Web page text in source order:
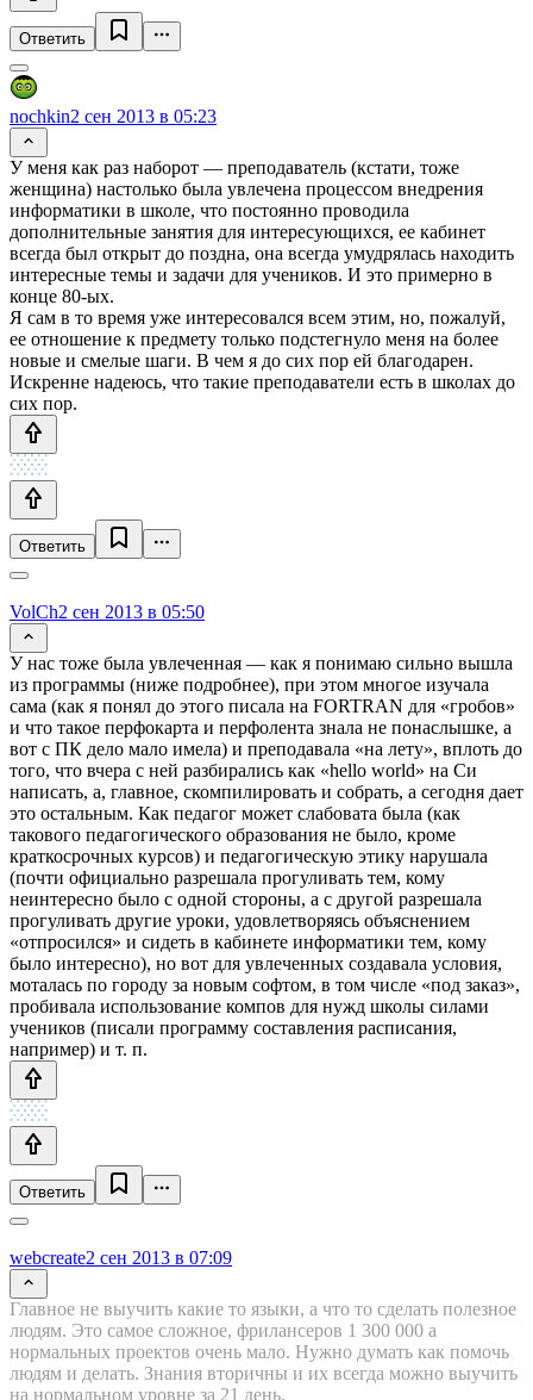
Ответить
nochkin2 сен 2013 в 05:23
У меня как раз наборот — преподаватель (кстати, тоже
женщина) настолько была увлечена процессом внедрения
информатики в школе, что постоянно проводила
дополнительные занятия для интересующихся, ее кабинет
всегда был открыт до поздна, она всегда умудрялась находить
интересные темы и задачи для учеников. И это примерно в
конце 80-ых.
Я сам в то время уже интересовался всем этим, но, пожалуй,
ее отношение к предмету только подстегнуло меня на более
новые и смелые шаги. В чем я до сих пор ей благодарен.
Искренне надеюсь, что такие преподаватели есть в школах до
сих пор.
Ответить
VolCh2 сен 2013 в 05:50
У нас тоже была увлеченная — как я понимаю сильно вышла
из программы (ниже подробнее), при этом многое изучала
сама (как я понял до этого писала на FORTRAN для «гробов»
и что такое перфокарта и перфолента знала не понаслышке, а
вот с ПК дело мало имела) и преподавала «на лету», вплоть до
того, что вчера с ней разбирались как «hello world» на Си
написать, а, главное, скомпилировать и собрать, а сегодня дает
это остальным. Как педагог может слабовата была (как
такового педагогического образования не было, кроме
краткосрочных курсов) и педагогическую этику нарушала
(почти официально разрешала прогуливать тем, кому
неинтересно было с одной стороны, а с другой разрешала
прогуливать другие уроки, удовлетворяясь объяснением
«отпросился» и сидеть в кабинете информатики тем, кому
было интересно), но вот для увлеченных создавала условия,
моталась по городу за новым софтом, в том числе «под заказ»,
пробивала использование компов для нужд школы силами
учеников (писали программу составления расписания,
например) и т. п.
Ответить
webcreate2 сен 2013 в 07:09
Главное не выучить какие то языки, а что то сделать полезное
людям. Это самое сложное, фрилансеров 1 300 000 а
нормальных проектов очень мало. Нужно думать как помочь
людям и делать. Знания вторичны и их всегда можно выучить
на нормальном уровне за 21 день.